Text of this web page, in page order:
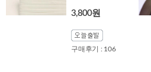
3,800원
구매후기 : 106